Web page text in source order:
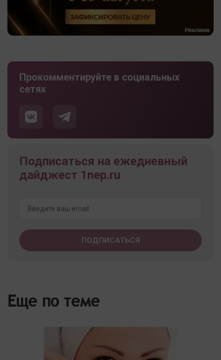
Прокомментируйте в социальных
сетях
Подписаться на ежедневный
дайджест 1nep.ru
Еще по теме